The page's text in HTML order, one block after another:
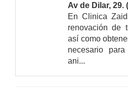
Av de Dilar, 29.
En Clinica
renovación de
así como
necesario
ani...